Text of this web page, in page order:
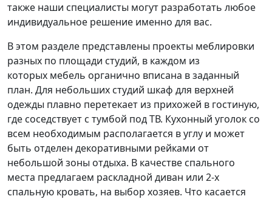
также наши специалисты могут разработать любое
индивидуальное решение именно для вас.
В этом разделе представлены проекты меблировки
разных по площади студий, в каждом из
которых мебель органично вписана в заданный
план. Для небольших студий шкаф для верхней
одежды плавно перетекает из прихожей в гостиную,
где соседствует с тумбой под ТВ. Кухонный уголок со
всем необходимым располагается в углу и может
быть отделен декоративными рейками от
небольшой зоны отдыха. В качестве спального
места предлагаем раскладной диван или 2-х
спальную кровать, на выбор хозяев. Что касается